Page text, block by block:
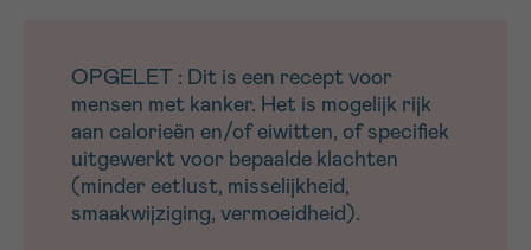
OPGELET : Dit is een recept voor
mensen met kanker. Het is mogelijk rijk
aan calorieën en/of eiwitten, of specifiek
uitgewerkt voor bepaalde klachten
(minder eetlust, misselijkheid,
smaakwijziging, vermoeidheid).